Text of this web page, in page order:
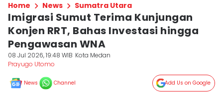
Home News Sumatra Utara
Imigrasi Sumut Terima Kunjungan
Konjen RRT, Bahas Investasi hingga
Pengawasan WNA
08 Jul 2026, 19:48 WIB Kota Medan
Prayugo Utomo
News Channel Add Us on Google